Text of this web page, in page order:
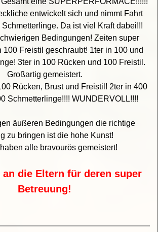
entwickelt sich und nimmt Fahrt
Da ist viel Kraft dabei!!!
Bedingungen! Zeiten super
100 Freistil geschraubt! 1ter in 100 und
3ter in 100 Rücken und 100 Freistil.
Großartig gemeistert.
Rücken, Brust und Freistil! 2ter in 400
Schmetterlinge!!!! WUNDERVOLL!!!!
äußeren Bedingungen die richtige
zu bringen ist die hohe Kunst!
alle bravourös gemeistert!
an die Eltern für deren super
Betreuung!